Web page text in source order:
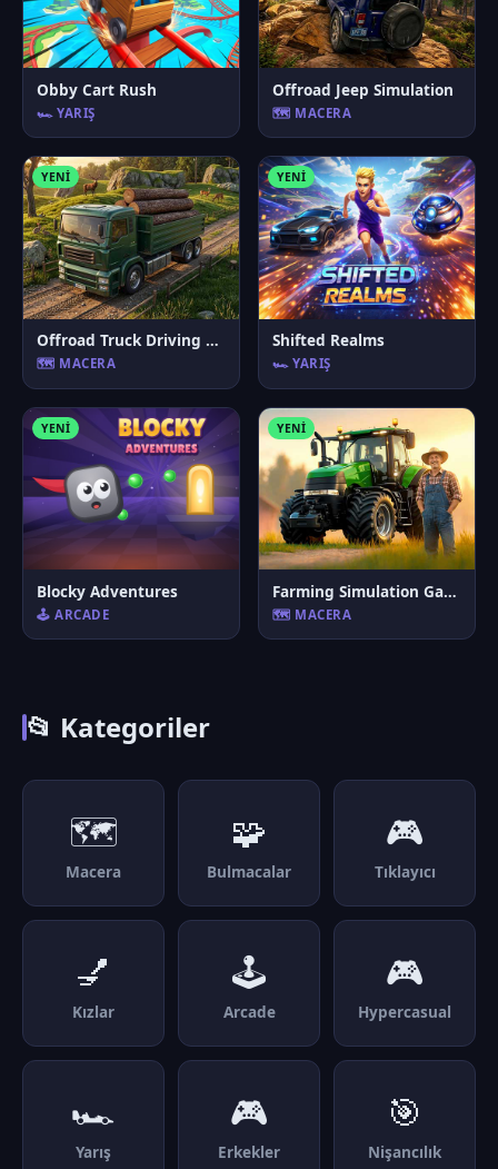
Obby Cart Rush
🏎️ YARIŞ
Offroad Jeep Simulation
🗺️ MACERA
YENI
Offroad Truck Driving Game
🗺️ MACERA
YENI
Shifted Realms
🏎️ YARIŞ
YENI
Blocky Adventures
🕹️ ARCADE
YENI
Farming Simulation Game
🗺️ MACERA
📂 Kategoriler
🗺️
Macera
🧩
Bulmacalar
🎮
Tıklayıcı
💅
Kızlar
🕹️
Arcade
🎮
Hypercasual
🏎️
Yarış
🎮
Erkekler
🎯
Nişancılık